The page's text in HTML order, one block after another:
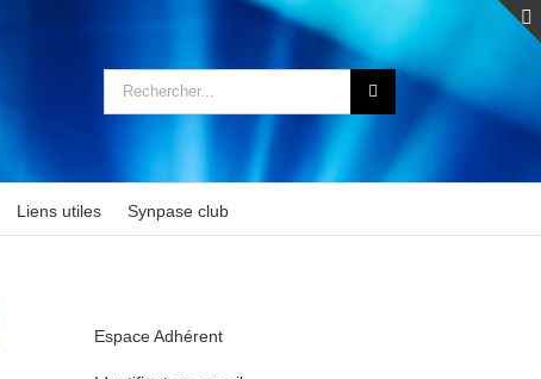
Rechercher:
Liens utiles Synpase club
Espace Adhérent